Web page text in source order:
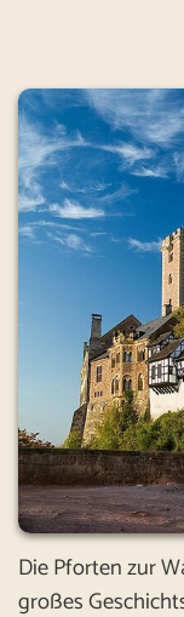
Die Pforten zur
großes